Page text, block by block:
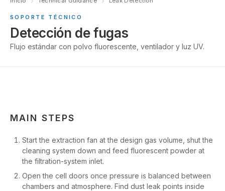
SOPORTE TÉCNICO
Detección de fugas
Flujo estándar con polvo fluorescente, ventilador y luz UV.
MAIN STEPS
Start the extraction fan at the design gas volume, shut the
cleaning system down and feed fluorescent powder at
the filtration-system inlet.
Open the cell doors once pressure is balanced between
chambers and atmosphere. Find dust leak points inside